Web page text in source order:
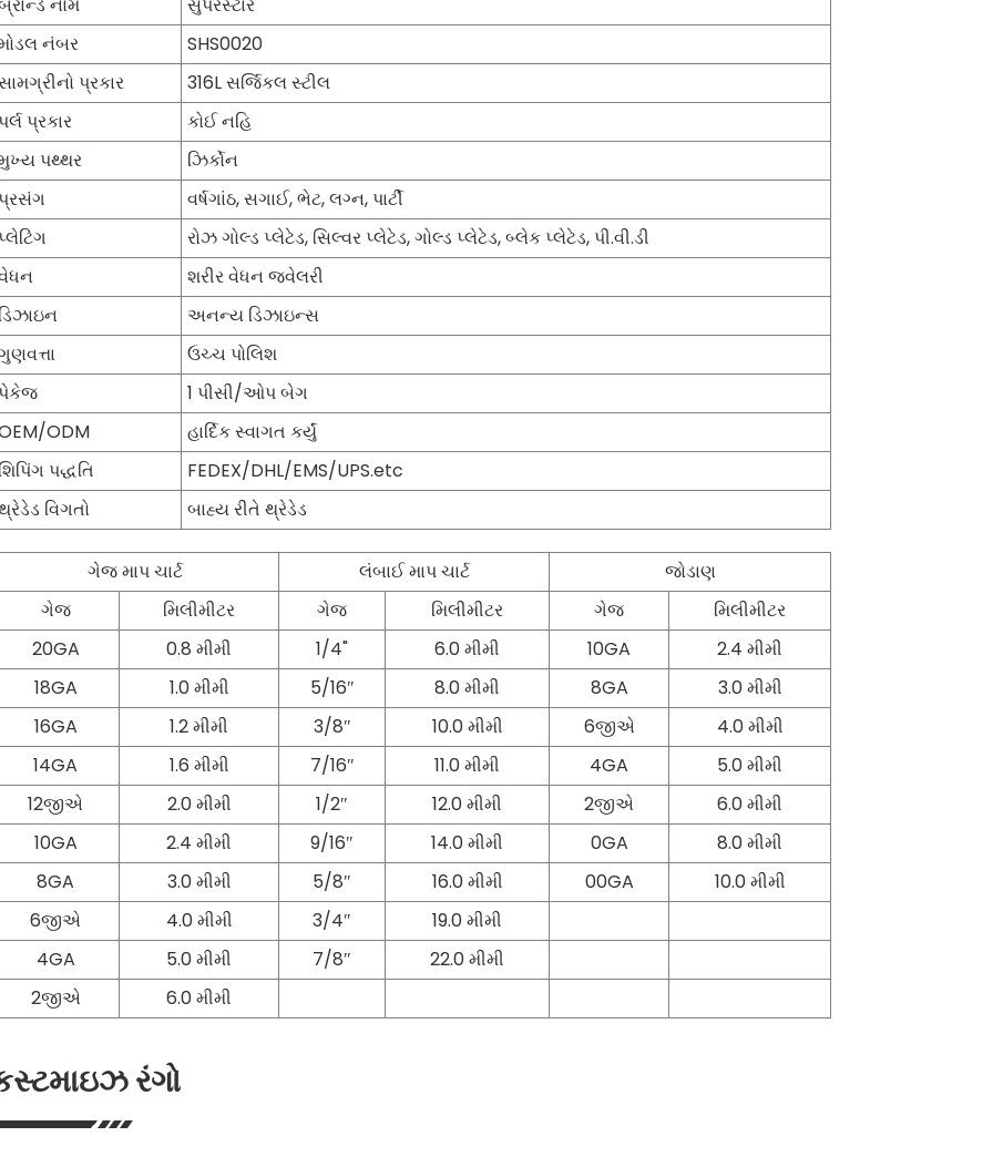
નંબર
SHS0020
પ્રકાર
316L સર્જિકલ સ્ટીલ
પ્રકાર
કોઈ નહિ
પથ્થર
ઝિર્કોન
વર્ષગાંઠ, સગાઈ, ભેટ, લગ્ન, પાર્ટી
રોઝ ગોલ્ડ પ્લેટેડ, સિલ્વર પ્લેટેડ, ગોલ્ડ પ્લેટેડ, બ્લેક પ્લેટેડ, પી.વી.ડી
શરીર વેધન જ્વેલરી
ડિઝાઇન
અનન્ય ડિઝાઇન્સ
ઉચ્ચ પોલિશ
1 પીસી/ઓપ બેગ
ODM
હાર્દિક સ્વાગત કર્યું
શિપિંગ પદ્ધતિ
FEDEX/DHL/EMS/UPS.etc
વિગતો
બાહ્ય રીતે થ્રેડેડ
ગેજ માપ ચાર્ટ લંબાઈ માપ ચાર્ટ
જોડાણ
ગેજ
મિલીમીટર ગેજ મિલીમીટર ગેજ
મિલીમીટર
20GA
0.8 મીમી 1/4" 6.0 મીમી 10GA
2.4 મીમી
18GA
1.0 મીમી 5/16″ 8.0 મીમી 8GA
3.0 મીમી
16GA
1.2 મીમી 3/8″ 10.0 મીમી 6જીએ
4.0 મીમી
14GA
1.6 મીમી 7/16″ 11.0 મીમી 4GA
5.0 મીમી
12જીએ
2.0 મીમી 1/2″ 12.0 મીમી 2જીએ
6.0 મીમી
10GA
2.4 મીમી 9/16″ 14.0 મીમી 0GA
8.0 મીમી
8GA
3.0 મીમી 5/8″ 16.0 મીમી 00GA
10.0 મીમી
6જીએ
4.0 મીમી 3/4″
19.0 મીમી
4GA
5.0 મીમી 7/8″
22.0 મીમી
2જીએ
6.0 મીમી
રંગો